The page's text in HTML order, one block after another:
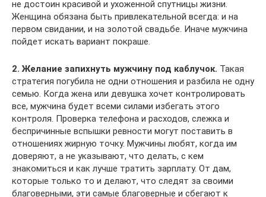
не достоин красивой и ухоженной спутницы жизни.
Женщина обязана быть привлекательной всегда: и на
первом свидании, и на золотой свадьбе. Иначе мужчина
пойдет искать вариант покраше.
2. Желание запихнуть мужчину под каблучок. Такая
стратегия погубила не одни отношения и разбила не одну
семью. Когда жена или девушка хочет контролировать
все, мужчина будет всеми силами избегать этого
контроля. Проверка телефона и расходов, слежка и
беспричинные вспышки ревности могут поставить в
отношениях жирную точку. Мужчины любят, когда им
доверяют, а не указывают, что делать, с кем
знакомиться и как лучше тратить зарплату. От дам,
которые только то и делают, что следят за своими
благоверными, эти самые благоверные и сбегают к